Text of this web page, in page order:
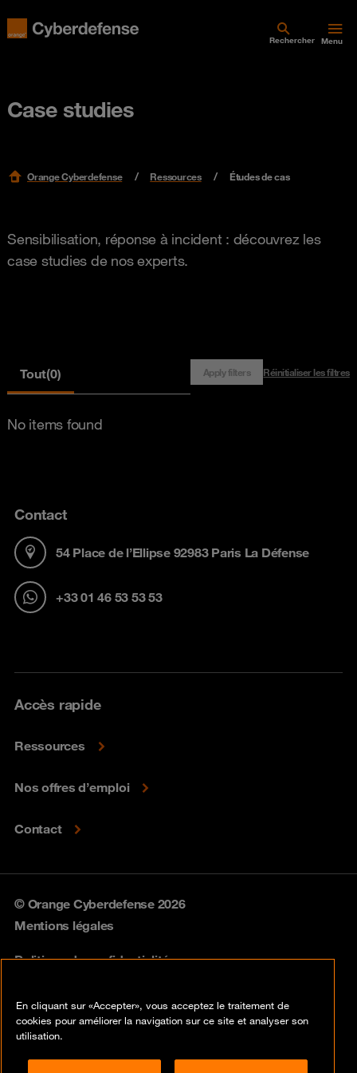
Rechercher Menu
Case studies
Orange Cyberdefense Ressources Études de cas
Sensibilisation, réponse à incident : découvrez les
case studies de nos experts.
Tout(0) Apply filters Réinitialiser les filtres
No items found
Contact
54 Place de l’Ellipse 92983 Paris La Défense
+33 01 46 53 53 53
Accès rapide
Ressources
Nos offres d’emploi
Contact
© Orange Cyberdefense 2026
Mentions légales
Politique de confidentialité
Cookies
Conformité
En cliquant sur «Accepter», vous acceptez le traitement de
cookies pour améliorer la navigation sur ce site et analyser son
utilisation.